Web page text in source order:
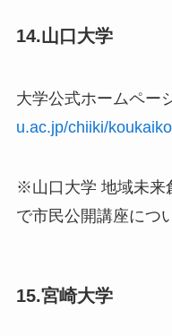
14.山口大学
大学公式ホームペー
u.ac.jp/chiiki/
※山口大学 地域未来
で市民公開講座につ
15.宮崎大学